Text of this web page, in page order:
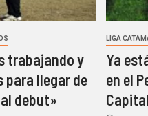
trabajando y
para llegar de
debut»
LIGA
Ya
en el
Capital